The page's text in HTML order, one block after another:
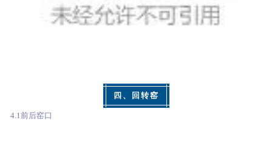
四、回转窑
4.1前后窑口